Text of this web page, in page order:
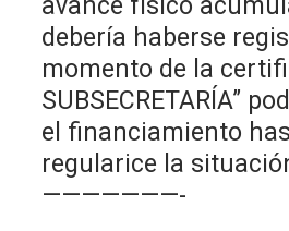
debería haberse
momento de la
SUBSECRETARÍA”
el financiamiento
regularice la
———————-